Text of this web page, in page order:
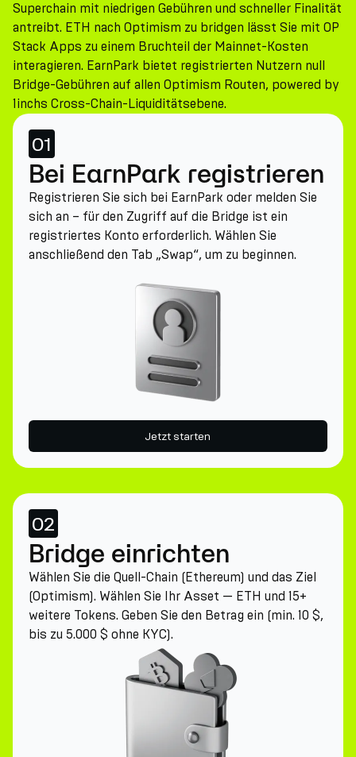
Superchain mit niedrigen Gebühren und schneller Finalität
antreibt. ETH nach Optimism zu bridgen lässt Sie mit OP
Stack Apps zu einem Bruchteil der Mainnet-Kosten
interagieren. EarnPark bietet registrierten Nutzern null
Bridge-Gebühren auf allen Optimism Routen, powered by
1inchs Cross-Chain-Liquiditätsebene.
01
Bei EarnPark registrieren
Registrieren Sie sich bei EarnPark oder melden Sie
sich an – für den Zugriff auf die Bridge ist ein
registriertes Konto erforderlich. Wählen Sie
anschließend den Tab „Swap“, um zu beginnen.
Jetzt starten
02
Bridge einrichten
Wählen Sie die Quell-Chain (Ethereum) und das Ziel
(Optimism). Wählen Sie Ihr Asset — ETH und 15+
weitere Tokens. Geben Sie den Betrag ein (min. 10 $,
bis zu 5.000 $ ohne KYC).